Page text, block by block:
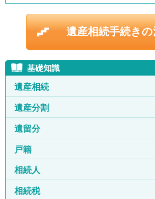
遺産相続手続き
基礎知識
遺産相続
遺産分割
遺留分
戸籍
相続人
相続税